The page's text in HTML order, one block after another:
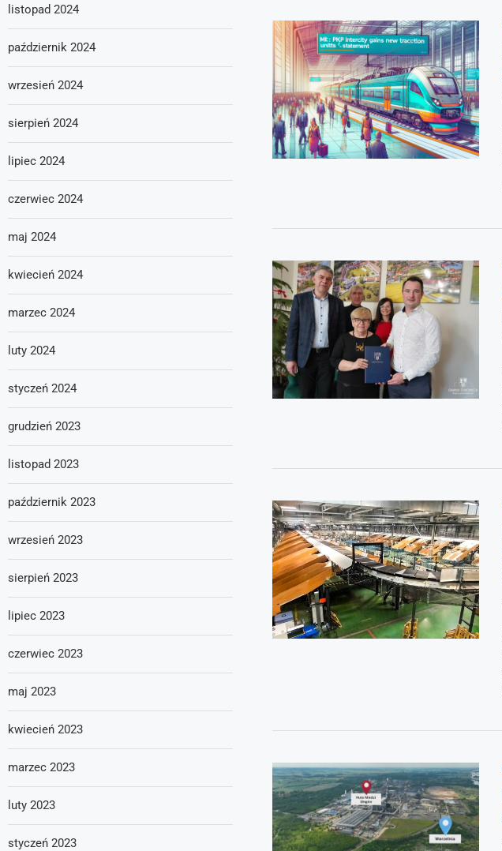
listopad 2024
październik 2024
wrzesień 2024
sierpień 2024
lipiec 2024
czerwiec 2024
maj 2024
kwiecień 2024
marzec 2024
luty 2024
styczeń 2024
grudzień 2023
listopad 2023
październik 2023
wrzesień 2023
sierpień 2023
lipiec 2023
czerwiec 2023
maj 2023
kwiecień 2023
marzec 2023
luty 2023
styczeń 2023